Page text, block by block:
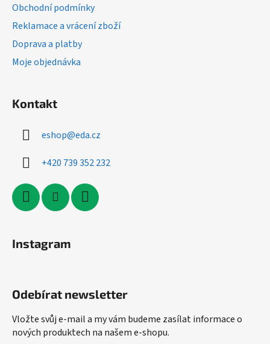
Obchodní podmínky
Reklamace a vrácení zboží
Doprava a platby
Moje objednávka
Kontakt
eshop@eda.cz
+420 739 352 232
Instagram
Odebírat newsletter
Vložte svůj e-mail a my vám budeme zasílat informace o
nových produktech na našem e-shopu.